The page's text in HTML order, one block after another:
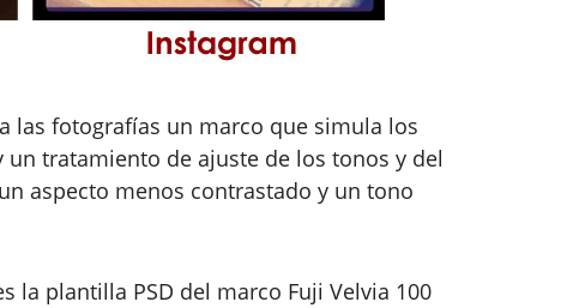
las fotografías un marco que simula los
un tratamiento de ajuste de los tonos y del
aspecto menos contrastado y un tono
la plantilla PSD del marco Fuji Velvia 100